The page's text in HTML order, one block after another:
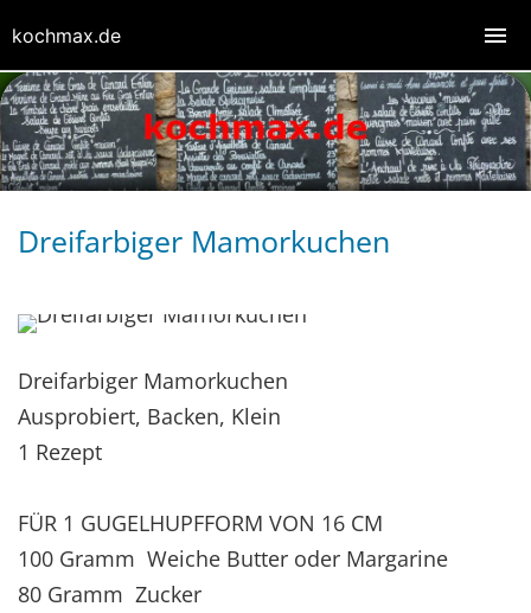
Dreifarbiger Mamorkuchen
Dreifarbiger Mamorkuchen
Ausprobiert, Backen, Klein
1 Rezept
FÜR 1 GUGELHUPFFORM VON 16 CM
100 Gramm Weiche Butter oder Margarine
80 Gramm Zucker
kochmax.de